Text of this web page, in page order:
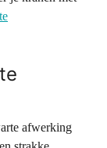
afwerking